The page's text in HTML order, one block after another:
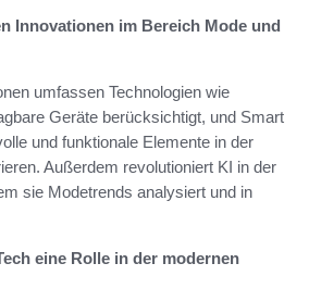
Innovationen im Bereich Mode und
umfassen Technologien wie
Geräte berücksichtigt, und Smart
und funktionale Elemente in der
Außerdem revolutioniert KI in der
sie Modetrends analysiert und in
eine Rolle in der modernen